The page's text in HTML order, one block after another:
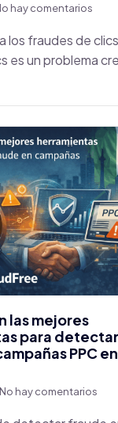
hay comentarios
los fraudes de
es un problema
las mejores
para detectar
PPC en
No hay comentarios